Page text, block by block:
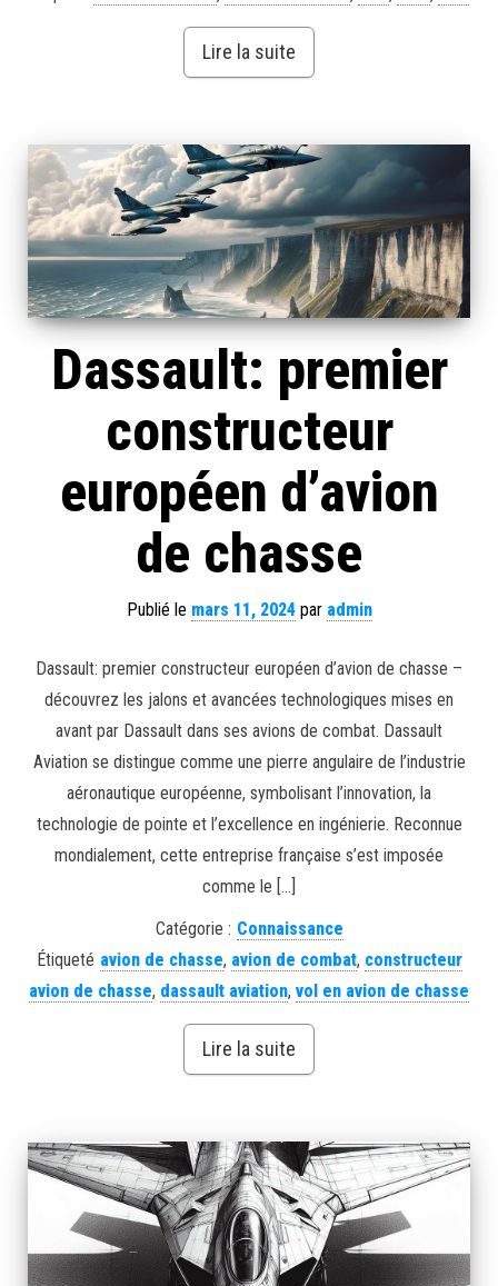
Lire la suite
Dassault: premier
constructeur
européen d’avion
de chasse
Publié le mars 11, 2024par admin
Dassault: premier constructeur européen d’avion de chasse –
découvrez les jalons et avancées technologiques mises en
avant par Dassault dans ses avions de combat. Dassault
Aviation se distingue comme une pierre angulaire de l’industrie
aéronautique européenne, symbolisant l’innovation, la
technologie de pointe et l’excellence en ingénierie. Reconnue
mondialement, cette entreprise française s’est imposée
comme le […]
Catégorie : Connaissance
Étiqueté avion de chasse, avion de combat, constructeur
avion de chasse, dassault aviation, vol en avion de chasse
Lire la suite